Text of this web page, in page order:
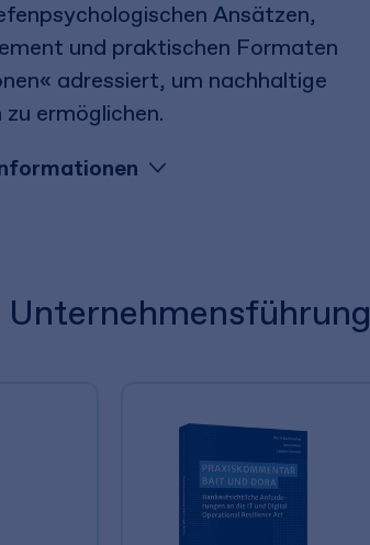
Ansätzen,
und praktischen Formaten
adressiert, um nachhaltige
ermöglichen.